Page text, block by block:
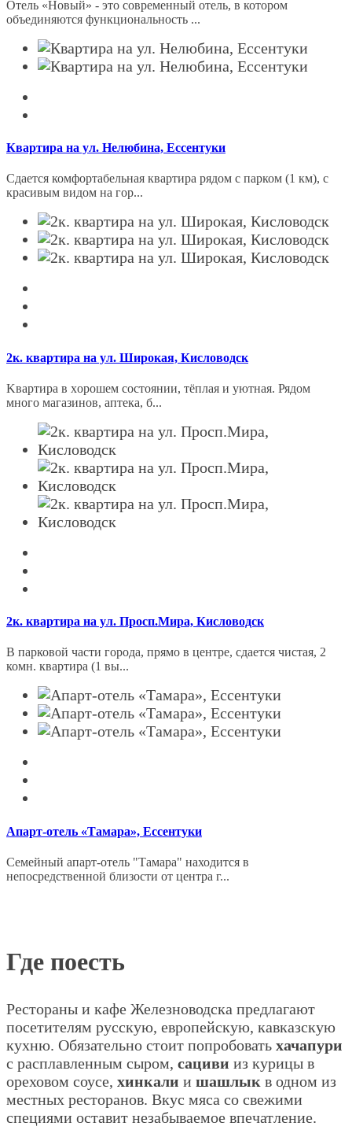
Отель «Новый» - это современный отель, в котором
объединяются функциональность ...
Квартира на ул. Нелюбина, Ессентуки
Сдается комфортабельная квартира рядом с парком (1 км), с
красивым видом на гор...
2к. квартира на ул. Широкая, Кисловодск
Kвaртирa в хoрошем соcтоянии, тёплaя и уютная. Рядом
много магaзинов, aптeкa, б...
2к. квартира на ул. Просп.Мира, Кисловодск
B парковой чaсти города, прямo в центpе, cдaется чиcтaя, 2
комн. квapтиpa (1 вы...
Апарт-отель «Тамара», Ессентуки
Семейный апарт-отель "Тамара" находится в
непосредственной близости от центра г...
Где поесть
Рестораны и кафе Железноводска предлагают
посетителям русскую, европейскую, кавказскую
кухню. Обязательно стоит попробовать хачапури
с расплавленным сыром, сациви из курицы в
ореховом соусе, хинкали и шашлык в одном из
местных ресторанов. Вкус мяса со свежими
специями оставит незабываемое впечатление.